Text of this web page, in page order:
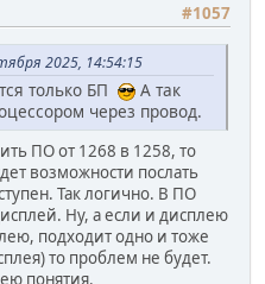
#1057
2025, 14:54:15
только БП
А так
через провод.
ПО от 1268 в 1258, то
возможности послать
Так логично. В ПО
Ну, а если и дисплею
подходит одно и тоже
то проблем не будет.
понятия.